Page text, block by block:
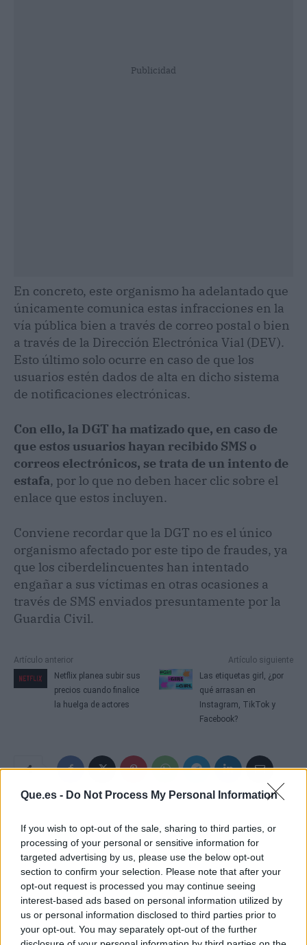
Que.es - Do Not Process My Personal Information
If you wish to opt-out of the sale, sharing to third parties, or
processing of your personal or sensitive information for
targeted advertising by us, please use the below opt-out
section to confirm your selection. Please note that after your
opt-out request is processed you may continue seeing
interest-based ads based on personal information utilized by
us or personal information disclosed to third parties prior to
your opt-out. You may separately opt-out of the further
Publicidad
En concreto, este organismo ha adelantado que
únicamente comunica estas infracciones en la
vía pública bien a través de correo postal o bien
a través de la Dirección Electrónica Vial (DEV).
Esto último solo ocurre en caso de que los
usuarios estén dados de alta en dicho sistema
de notificaciones electrónicas.
Con ello, la DGT ha matizado que, en caso de
que estos usuarios hayan recibido SMS o
correos electrónicos, se trata de un intento de
estafa, por lo que no deben hacer clic sobre el
enlace que estos incluyen.
Conviene recordar que la DGT no es el único
organismo afectado por este tipo de fraudes, ya
que los ciberdelincuentes han intentado
engañar a sus víctimas en otras ocasiones a
través de SMS enviados presuntamente por la
Guardia Civil.
Artículo anterior
Netflix planea subir sus
precios cuando finalice
la huelga de actores
Artículo siguiente
Las etiquetas girl, ¿por
qué arrasan en
Instagram, TikTok y
Facebook?